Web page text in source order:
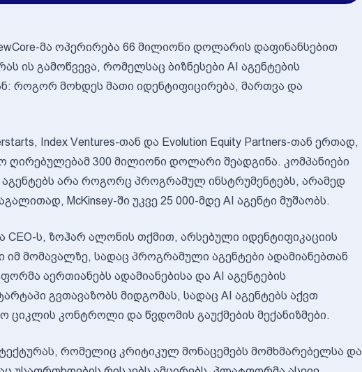
მა ოპერირება 66 მილიონი დოლარის დაფინანსებით
ის გამოწვევა, რომელსაც ბიზნესები AI აგენტების
როგორ მოხდეს მათი იდენტიფიცირება, მართვა და
Index Ventures-თან და Evolution Equity Partners-თან ერთად,
ღირებულებამ 300 მილიონი დოლარი შეადგინა. კომპანიები
არა როგორც პროგრამულ ინსტრუმენტებს, არამედ
McKinsey-ში უკვე 25 000-მდე AI აგენტი მუშაობს.
CEO-ს, ზოჰარ ალონის თქმით, არსებული იდენტიფიკაციის
მომავალზე, სადაც პროგრამული აგენტები ადამიანებთან
აერთიანებს ადამიანებისა და AI აგენტების
გვთავაზობს მიდგომას, სადაც AI აგენტებს აქვთ
ციკლის კონტროლი და წვდომის გაუქმების მექანიზმები.
რომელიც კრიტიკულ მონაცემებს მომხმარებელსა და